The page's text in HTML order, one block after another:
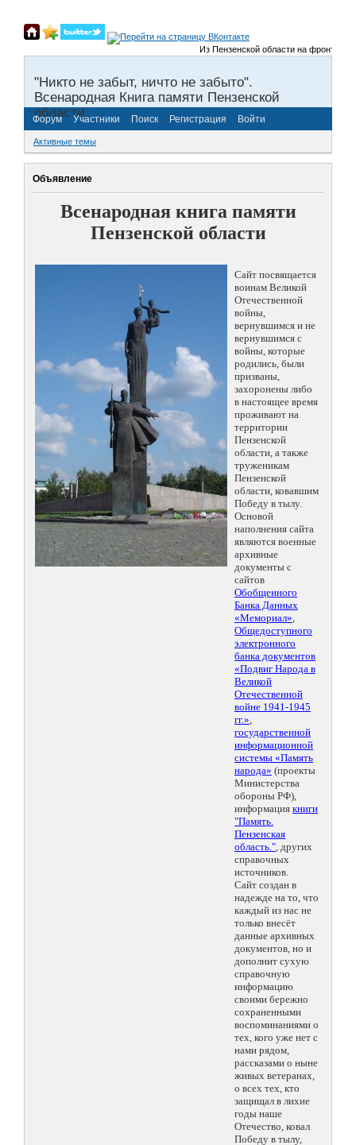
Из Пензенской области на фронты
"Никто не забыт, ничто не забыто".
Всенародная Книга памяти Пензенской
области.
Форум Участники Поиск Регистрация Войти
Активные темы
Объявление
Всенародная книга памяти
Пензенской области
Сайт посвящается
воинам Великой
Отечественной
войны,
вернувшимся и не
вернувшимся с
войны, которые
родились, были
призваны,
захоронены либо
в настоящее время
проживают на
территории
Пензенской
области, а также
труженикам
Пензенской
области, ковавшим
Победу в тылу.
Основой
наполнения сайта
являются военные
архивные
документы с
сайтов
Обобщенного
Банка Данных
«Мемориал»,
Общедоступного
электронного
банка документов
«Подвиг Народа в
Великой
Отечественной
войне 1941-1945
гг.»,
государственной
информационной
системы «Память
народа» (проекты
Министерства
обороны РФ),
информация книги
"Память.
Пензенская
область.", других
справочных
источников.
Сайт создан в
надежде на то, что
каждый из нас не
только внесёт
данные архивных
документов, но и
дополнит сухую
справочную
информацию
своими бережно
сохраненными
воспоминаниями о
тех, кого уже нет с
нами рядом,
рассказами о ныне
живых ветеранах,
о всех тех, кто
защищал в лихие
годы наше
Отечество, ковал
Победу в тылу,